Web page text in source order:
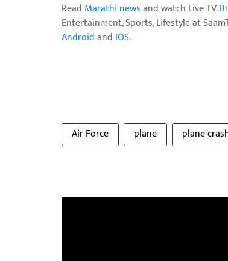
Read Marathi newsand watch Live TV.
Entertainment, Sports, Lifestyle at
Androidand IOS.
Air Force plane plane